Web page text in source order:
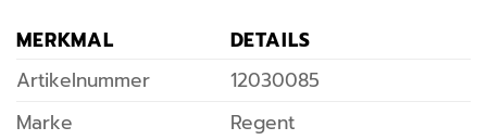
MERKMAL
DETAILS
Artikelnummer
12030085
Marke
Regent